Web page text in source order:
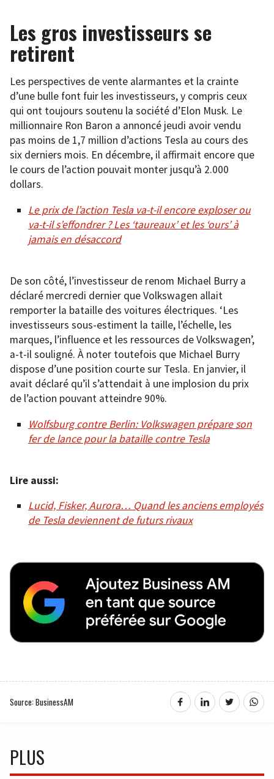
Les gros investisseurs se
retirent
Les perspectives de vente alarmantes et la crainte
d’une bulle font fuir les investisseurs, y compris ceux
qui ont toujours soutenu la société d’Elon Musk. Le
millionnaire Ron Baron a annoncé jeudi avoir vendu
pas moins de 1,7 million d’actions Tesla au cours des
six derniers mois. En décembre, il affirmait encore que
le cours de l’action pouvait monter jusqu’à 2.000
dollars.
Le prix de l’action Tesla va-t-il encore exploser ou
va-t-il s’effondrer ? Les ‘taureaux’ et les ‘ours’ à
jamais en désaccord
De son côté, l’investisseur de renom Michael Burry a
déclaré mercredi dernier que Volkswagen allait
remporter la bataille des voitures électriques. ‘Les
investisseurs sous-estiment la taille, l’échelle, les
marques, l’influence et les ressources de Volkswagen’,
a-t-il souligné. À noter toutefois que Michael Burry
dispose d’une position courte sur Tesla. En janvier, il
avait déclaré qu’il s’attendait à une implosion du prix
de l’action pouvant atteindre 90%.
Wolfsburg contre Berlin: Volkswagen prépare son
fer de lance pour la bataille contre Tesla
Lire aussi:
Lucid, Fisker, Aurora… Quand les anciens employés
de Tesla deviennent de futurs rivaux
Source: BusinessAM
PLUS